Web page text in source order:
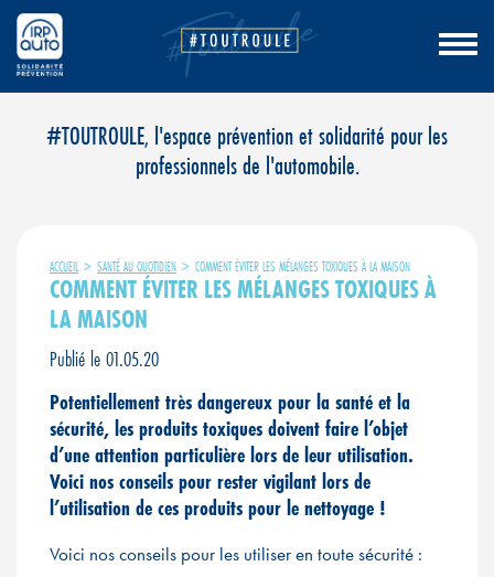
#TOUTROULE, l'espace prévention et solidarité pour les
professionnels de l'automobile.
ACCUEIL > SANTÉ AU QUOTIDIEN > COMMENT ÉVITER LES MÉLANGES TOXIQUES À LA MAISON
COMMENT ÉVITER LES MÉLANGES TOXIQUES À
LA MAISON
Publié le 01.05.20
Potentiellement très dangereux pour la santé et la
sécurité, les produits toxiques doivent faire l’objet
d’une attention particulière lors de leur utilisation.
Voici nos conseils pour rester vigilant lors de
l’utilisation de ces produits pour le nettoyage !
Voici nos conseils pour les utiliser en toute sécurité :